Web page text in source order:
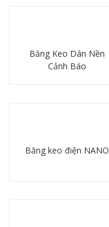
Băng Keo Dán Nền
Cảnh Báo
Băng keo điện NANO